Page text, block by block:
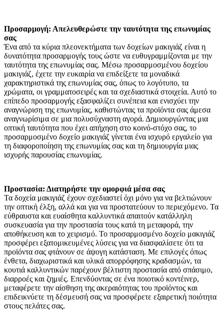
Προσαρμογή: Απελευθερώστε την ταυτότητα της επωνυμίας
σας
Ένα από τα κύρια πλεονεκτήματα των δοχείων μακιγιάζ είναι η
δυνατότητα προσαρμογής τους ώστε να ευθυγραμμίζονται με την
ταυτότητα της επωνυμίας σας. Μέσω προσαρμοσμένου δοχείου
μακιγιάζ, έχετε την ευκαιρία να επιδείξετε τα μοναδικά
χαρακτηριστικά της επωνυμίας σας, όπως το λογότυπο, τα
χρώματα, οι γραμματοσειρές και τα σχεδιαστικά στοιχεία. Αυτό το
επίπεδο προσαρμογής εξασφαλίζει συνέπεια και ενισχύει την
αναγνώριση της επωνυμίας, καθιστώντας τα προϊόντα σας άμεσα
αναγνωρίσιμα σε μια πολυσύχναστη αγορά. Δημιουργώντας μια
οπτική ταυτότητα που έχει απήχηση στο κοινό-στόχο σας, το
προσαρμοσμένο δοχείο μακιγιάζ γίνεται ένα ισχυρό εργαλείο για
τη διαφοροποίηση της επωνυμίας σας και τη δημιουργία μιας
ισχυρής παρουσίας επωνυμίας.
Προστασία: Διατηρήστε την ομορφιά μέσα σας
Τα δοχεία μακιγιάζ έχουν σχεδιαστεί όχι μόνο για να βελτιώνουν
την οπτική έλξη, αλλά και για να προστατεύουν το περιεχόμενο. Τα
εύθραυστα και ευαίσθητα καλλυντικά απαιτούν κατάλληλη
συσκευασία για την προστασία τους κατά τη μεταφορά, την
αποθήκευση και το χειρισμό. Το προσαρμοσμένο δοχείο μακιγιάζ
προσφέρει εξατομικευμένες λύσεις για να διασφαλίσετε ότι τα
προϊόντα σας φτάνουν σε άψογη κατάσταση. Με επιλογές όπως
ένθετα, διαχωριστικά και υλικά απορρόφησης κραδασμών, τα
κουτιά καλλυντικών παρέχουν βέλτιστη προστασία από σπάσιμο,
διαρροές και ζημιές. Επενδύοντας σε ένα ποιοτικό κοντέινερ,
μεταφέρετε την αίσθηση της ακεραιότητας του προϊόντος και
επιδεικνύετε τη δέσμευσή σας να προσφέρετε εξαιρετική ποιότητα
στους πελάτες σας.